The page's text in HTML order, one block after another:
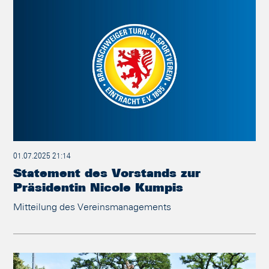
01.07.2025 21:14
Statement des Vorstands zur
Präsidentin Nicole Kumpis
Mitteilung des Vereinsmanagements